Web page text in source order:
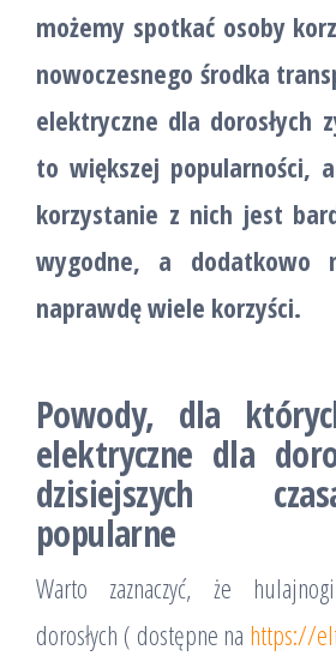
możemy spotkać osoby
nowoczesnego środka
elektryczne dla dorosłych
to większej popularności,
korzystanie z nich jest
wygodne, a dodatkowo
naprawdę wiele korzyści.
Powody, dla
elektryczne dla
dzisiejszych
popularne
Warto zaznaczyć, że
dorosłych ( dostępne na https://